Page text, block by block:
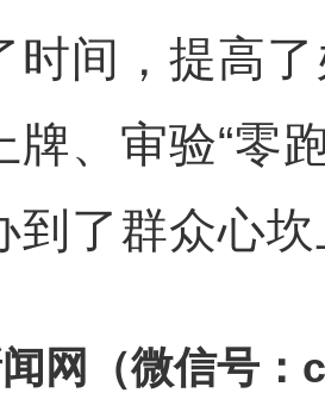
时间，提高
牌、审验“零
到了群众心
网 （微信号